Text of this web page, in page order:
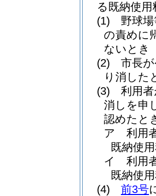
る既納使
(1)
野球
の責めに
ないとき
(2)
市長
り消した
(3)
利用
消しを申
認めたと
ア
利用
既納使
イ
利用
既納使
(4)
前3号